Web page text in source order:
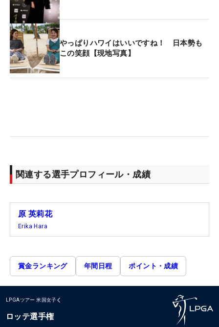
やっぱりハワイはいいですね！ 日本勢も
この笑顔【現地写真】
関連する選手プロフィール・成績
原 英莉花
Erika Hara
賞金ランキング 年間日程 ポイント・成績
LPGAツアー 米国女子
ロッテ選手権